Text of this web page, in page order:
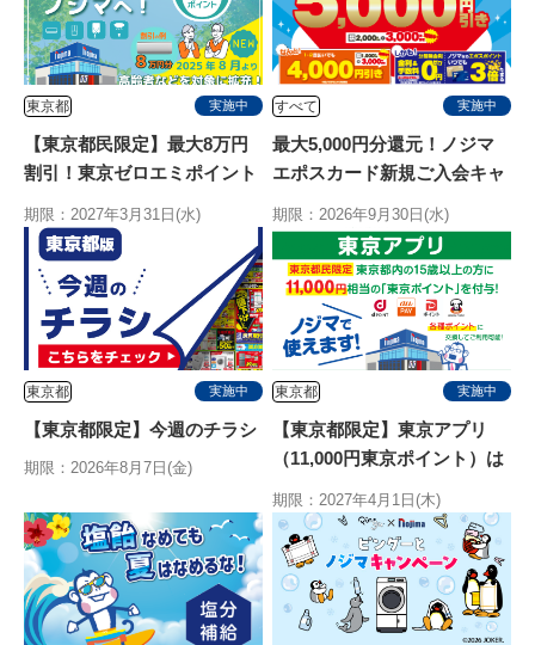
東京都 実施中
【東京都民限定】最大8万円
割引！東京ゼロエミポイント
始！
期限：2027年3月31日(水)
すべて 実施中
最大5,000円分還元！ノジマ
エポスカード新規ご入会キャ
期限：2026年9月30日(水)
東京都 実施中
【東京都限定】今週のチラシ
期限：2026年8月7日(金)
東京都 実施中
【東京都限定】東京アプリ
（11,000円東京ポイント）は
期限：2027年4月1日(木)